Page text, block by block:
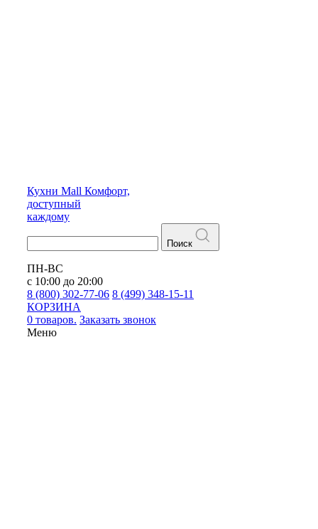
Кухни Mall Комфорт,
доступный
каждому
Поиск
ПН-ВС
с 10:00 до 20:00
8 (800) 302-77-06 8 (499) 348-15-11
КОРЗИНА
0 товаров. Заказать звонок
Меню